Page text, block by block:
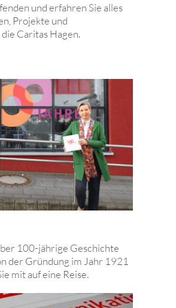
und erfahren Sie alles
Projekte und
Caritas Hagen.
100-jährige Geschichte
der Gründung im Jahr 1921
mit auf eine Reise.